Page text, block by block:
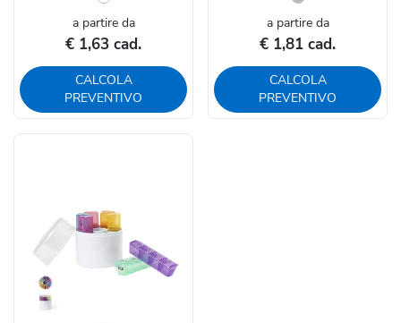
a partire da
€ 1,63 cad.
CALCOLA
PREVENTIVO
a partire da
€ 1,81 cad.
CALCOLA
PREVENTIVO